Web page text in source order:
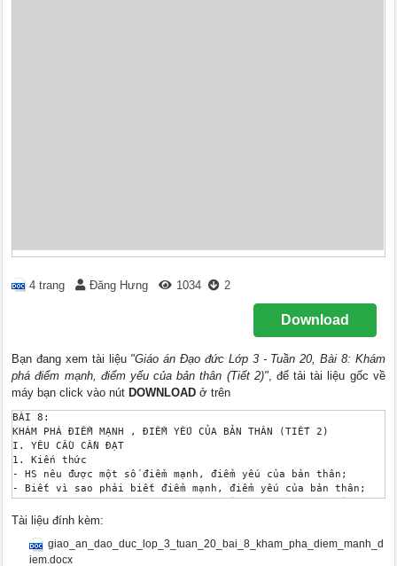
4 trang Đăng Hưng 1034 2
Download
Bạn đang xem tài liệu "Giáo án Đạo đức Lớp 3 - Tuần 20, Bài 8: Khám
phá điểm mạnh, điểm yếu của bản thân (Tiết 2)", để tải tài liệu gốc về
máy bạn click vào nút DOWNLOAD ở trên
BÀI 8:
KHÁM PHÁ ĐIỂM MẠNH , ĐIỂM YẾU CỦA BẢN THÂN (TIẾT 2)
I. YÊU CẦU CẦN ĐẠT
1. Kiến thức
- HS nêu được một số điểm mạnh, điểm yếu của bản thân;
- Biết vì sao phải biết điểm mạnh, điểm yếu của bản thân;
2. Năng lực:
- Tự chủ và tự học: Nhận ra và tự đánh giá được các điểm
- Giải quyết vấn đề và sáng tạo: Thu nhận và xử lí thông tin
Tài liệu đính kèm:
giao_an_dao_duc_lop_3_tuan_20_bai_8_kham_pha_diem_manh_d
iem.docx